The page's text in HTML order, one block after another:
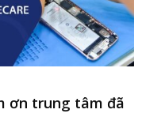
ơn trung tâm đã